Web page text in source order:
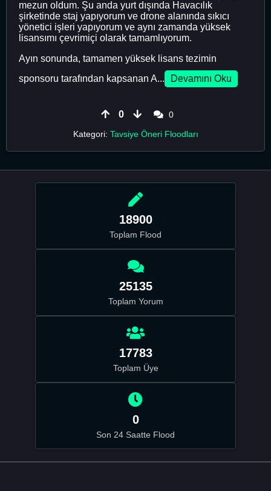
mezun oldum. Şu anda yurt dışında Havacılık
şirketinde staj yapıyorum ve drone alanında sıkıcı
yönetici işleri yapıyorum ve aynı zamanda yüksek
lisansımı çevrimiçi olarak tamamlıyorum.
Ayın sonunda, tamamen yüksek lisans tezimin
sponsoru tarafından kapsanan A...
Devamını Oku
0
0
Kategori: Tavsiye Öneri Floodları
18900
Toplam Flood
25135
Toplam Yorum
17783
Toplam Üye
0
Son 24 Saatte Flood